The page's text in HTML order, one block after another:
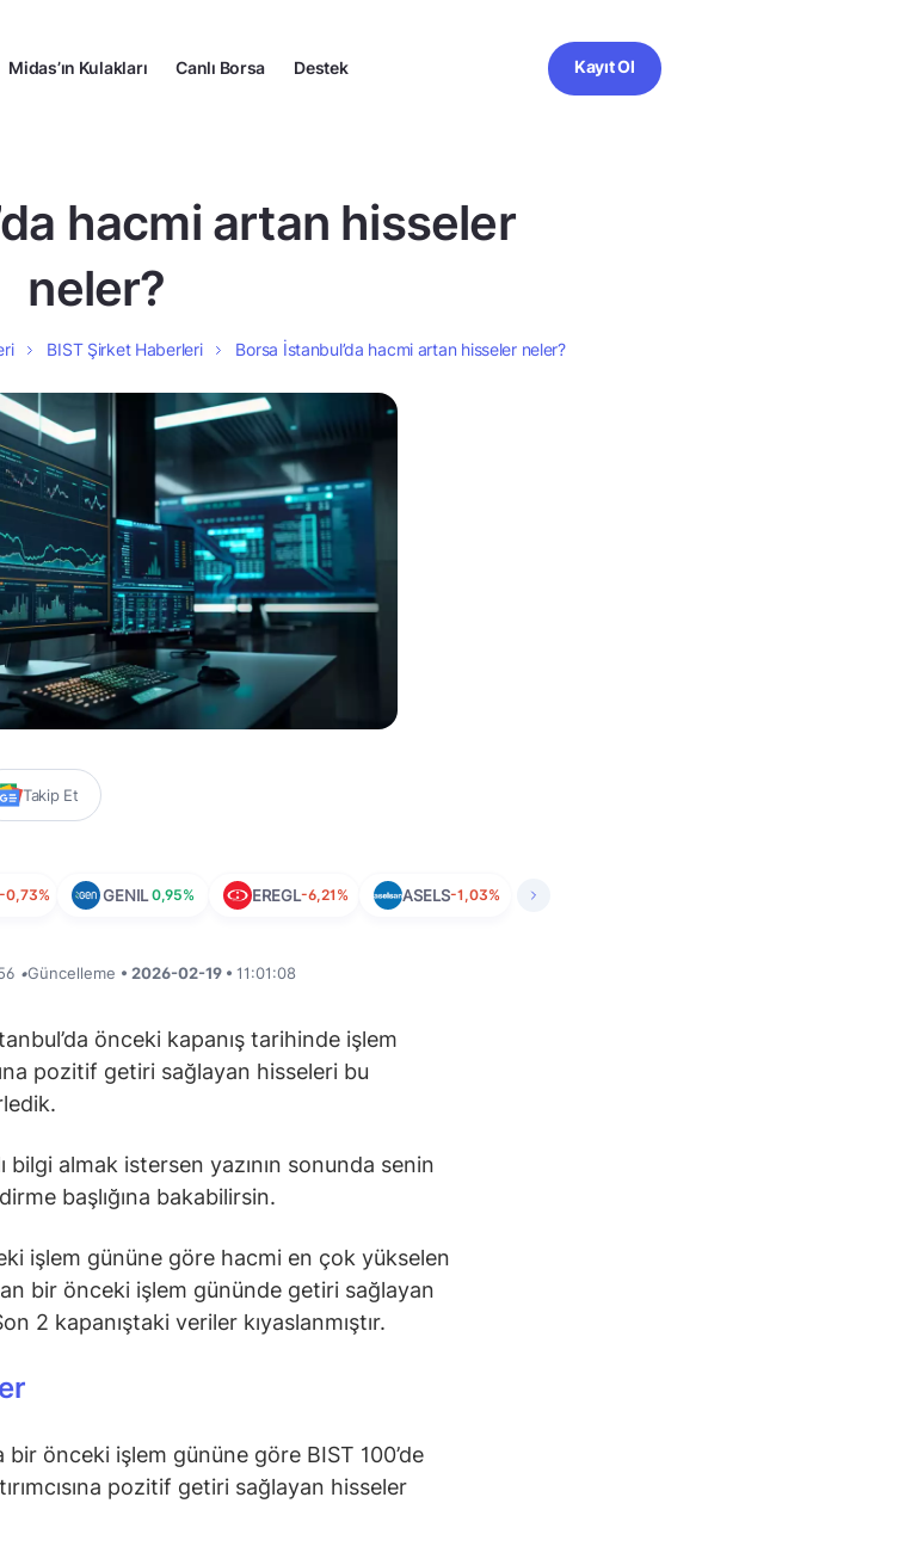
Midas’ın Kulakları Canlı Borsa Destek Kayıt Ol
hacmi artan hisseler
neler?
BIST Şirket Haberleri Borsa İstanbul’da hacmi artan hisseler neler?
Takip Et
0,73% GENIL0,95% EREGL-6,21% ASELS-1,03%
•Güncelleme • 2026-02-19 • 11:01:08
önceki kapanış tarihinde işlem
pozitif getiri sağlayan hisseleri bu
bilgi almak istersen yazının sonunda senin
başlığına bakabilirsin.
işlem gününe göre hacmi en çok yükselen
bir önceki işlem gününde getiri sağlayan
2 kapanıştaki veriler kıyaslanmıştır.
bir önceki işlem gününe göre BIST 100’de
pozitif getiri sağlayan hisseler